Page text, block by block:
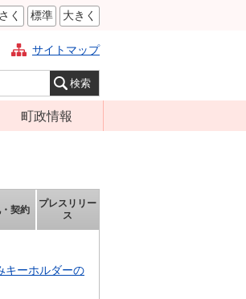
く 標準 大きく
サイトマップ
町政情報
庁舎案内
施策・計画
契約
プレスリリー
ス
キーホルダーの